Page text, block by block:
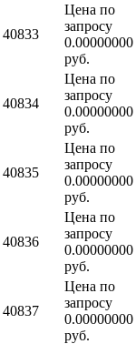
40833
Цена по
запросу
0.00000000
руб.
40834
Цена по
запросу
0.00000000
руб.
40835
Цена по
запросу
0.00000000
руб.
40836
Цена по
запросу
0.00000000
руб.
40837
Цена по
запросу
0.00000000
руб.